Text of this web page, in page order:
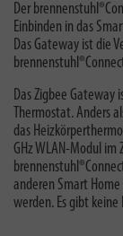
Der
Einbinden in das
Das Gateway ist die
Das Zigbee Gateway
Thermostat. Anders
das
GHz WLAN-Modul
anderen Smart
werden. Es gibt keine